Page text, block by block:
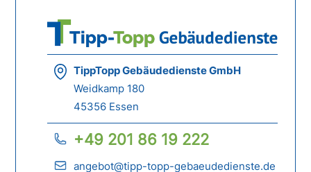
TippTopp Gebäudedienste GmbH
Weidkamp 180
45356 Essen
+49 201 86 19 222
angebot@tipp-topp-gebaeudedienste.de